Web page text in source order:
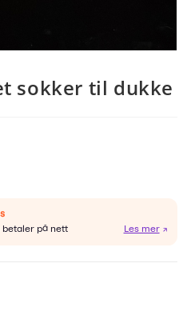
sokker til dukke